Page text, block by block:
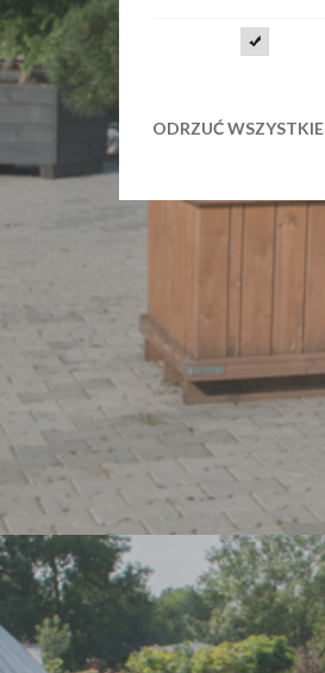
ODRZUĆ WSZYSTKIE